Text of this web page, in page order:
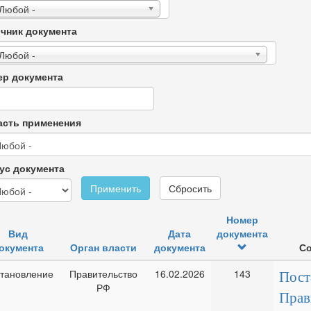
-
документа
-
документа
применения
документа
Применить
Сбросить
Вид
Орган власти
Дата
документа
Номер
документа
Правительство
РФ
16.02.2026 143